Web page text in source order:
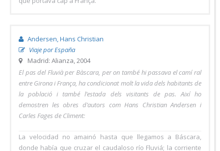
Andersen, Hans Christian
Viaje por España
Madrid: Alianza, 2004
El pas del Fluvià per Bàscara, per on també hi passava el camí ral
entre Girona i França, ha condicionat molt la vida dels habitants de
la població i també l’estada dels visitants de pas. Així ho
demostren les obres d’autors com Hans Christian Andersen i
Carles Fages de Climent:
La velocidad no amainó hasta que llegamos a Báscara,
donde había que cruzar el caudaloso río Fluviá; la corriente